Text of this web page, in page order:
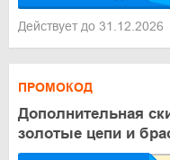
Действует до 31.12.2026
ПРОМОКОД
Дополнительная
золотые цепи и